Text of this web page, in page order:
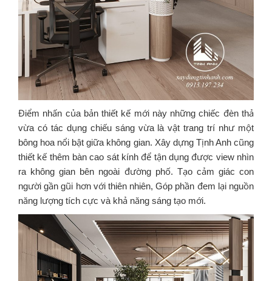
Điểm nhấn của bản thiết kế mới này những chiếc đèn thả
vừa có tác dụng chiếu sáng vừa là vật trang trí như một
bông hoa nổi bật giữa không gian. Xây dựng Tịnh Anh cũng
thiết kế thêm bàn cao sát kính để tận dụng được view nhìn
ra không gian bên ngoài đường phố. Tạo cảm giác con
người gần gũi hơn với thiên nhiên, Góp phần đem lại nguồn
năng lượng tích cực và khả năng sáng tạo mới.